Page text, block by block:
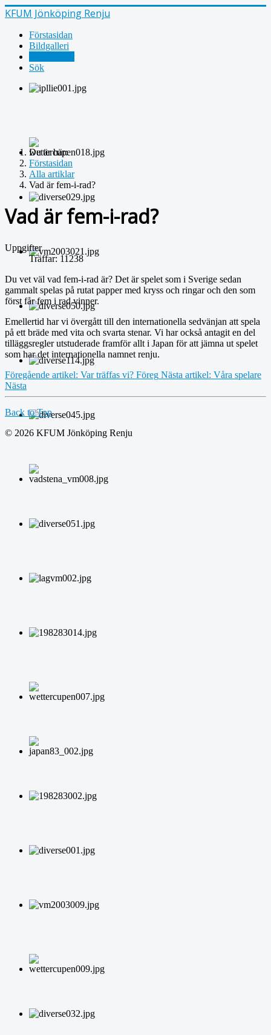
KFUM Jönköping Renju
Förstasidan
Bildgalleri
Sök
Du är här:
Förstasidan
Alla artiklar
Vad är fem-i-rad?
Vad är fem-i-rad?
Uppgifter
Träffar: 11238
Du vet väl vad fem-i-rad är? Det är spelet som i Sverige sedan
gammalt spelas på rutat papper med kryss och ringar och den som
först får fem i rad vinner.
Emellertid har vi övergått till den internationella sedvänjan att spela
på ett bräde med vita och svarta stenar. Vi har också antagit en del
tilläggsregler utstuderade framför allt i Japan för att jämna ut spelet
som har det internationella namnet renju.
Föregående artikel: Var träffas vi? Föreg Nästa artikel: Våra spelare
Nästa
Back to Top
© 2026 KFUM Jönköping Renju